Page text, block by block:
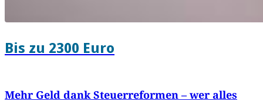
Bis zu 2300 Euro
Mehr Geld dank Steuerreformen – wer alles